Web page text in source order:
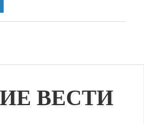
ВЕСТИ